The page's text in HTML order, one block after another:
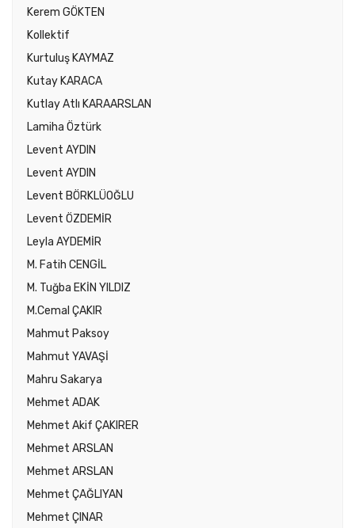
Kerem GÖKTEN
Kollektif
Kurtuluş KAYMAZ
Kutay KARACA
Kutlay Atlı KARAARSLAN
Lamiha Öztürk
Levent AYDIN
Levent AYDIN
Levent BÖRKLÜOĞLU
Levent ÖZDEMİR
Leyla AYDEMİR
M. Fatih CENGİL
M. Tuğba EKİN YILDIZ
M.Cemal ÇAKIR
Mahmut Paksoy
Mahmut YAVAŞİ
Mahru Sakarya
Mehmet ADAK
Mehmet Akif ÇAKIRER
Mehmet ARSLAN
Mehmet ARSLAN
Mehmet ÇAĞLIYAN
Mehmet ÇINAR